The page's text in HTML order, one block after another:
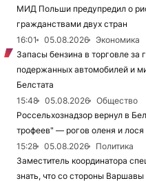
МИД Польши предупредил о
гражданствами двух стран
16:01
05.08.2026
Экономика
Запасы бензина в торговле
подержанных автомобилей и
Белстата
15:48
05.08.2026
Общество
Россельхознадзор вернул в
трофеев" — рогов оленя и лося
15:28
05.08.2026
Политика
Заместитель координатора
знать, что со стороны